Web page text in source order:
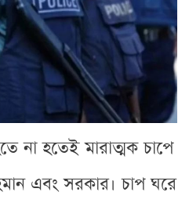
না হতেই মারাত্মক চাপে
এবং সরকার। চাপ ঘরে